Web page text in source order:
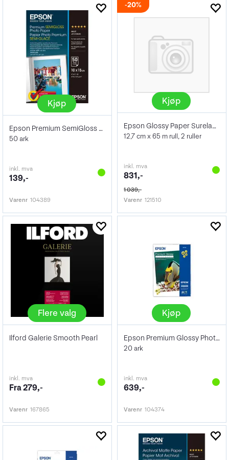
Kjøp
Epson Premium SemiGloss Photo 10x15cm
50 ark
inkl. mva
139,-
Varenr 104389
20%
Kjøp
Epson Glossy Paper SurelabD700/800 127mm
12,7 cm x 65 m rull, 2 ruller
inkl. mva
831,-
1 039,-
Varenr 121510
Flere valg
Ilford Galerie Smooth Pearl
inkl. mva
Fra 279,-
Varenr 167865
Kjøp
Epson Premium Glossy Photo Paper A3 255g
20 ark
inkl. mva
639,-
Varenr 104374